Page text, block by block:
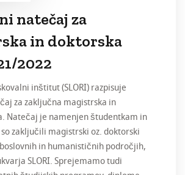
natečaj za
in doktorska
2022
inštitut (SLORI) razpisuje
za zaključna magistrska in
Natečaj je namenjen študentkam in
zaključili magistrski oz. doktorski
in humanističnih področjih,
SLORI. Sprejemamo tudi